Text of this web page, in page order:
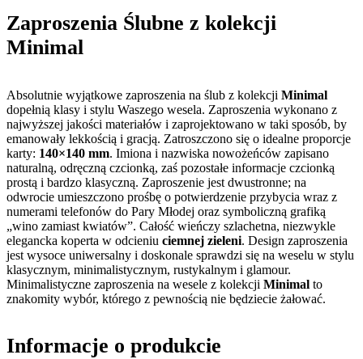
Zaproszenia Ślubne z kolekcji
Minimal
Absolutnie wyjątkowe zaproszenia na ślub z kolekcji Minimal
dopełnią klasy i stylu Waszego wesela. Zaproszenia wykonano z
najwyższej jakości materiałów i zaprojektowano w taki sposób, by
emanowały lekkością i gracją. Zatroszczono się o idealne proporcje
karty: 140×140 mm. Imiona i nazwiska nowożeńców zapisano
naturalną, odręczną czcionką, zaś pozostałe informacje czcionką
prostą i bardzo klasyczną. Zaproszenie jest dwustronne; na
odwrocie umieszczono prośbę o potwierdzenie przybycia wraz z
numerami telefonów do Pary Młodej oraz symboliczną grafiką
„wino zamiast kwiatów”. Całość wieńczy szlachetna, niezwykle
elegancka koperta w odcieniu ciemnej zieleni. Design zaproszenia
jest wysoce uniwersalny i doskonale sprawdzi się na weselu w stylu
klasycznym, minimalistycznym, rustykalnym i glamour.
Minimalistyczne zaproszenia na wesele z kolekcji Minimal to
znakomity wybór, którego z pewnością nie będziecie żałować.
Informacje o produkcie